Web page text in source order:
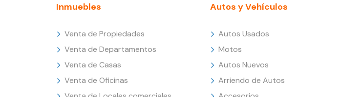
Inmuebles
Venta de Propiedades
Venta de Departamentos
Venta de Casas
Venta de Oficinas
Autos y Vehículos
Autos Usados
Motos
Autos Nuevos
Arriendo de Autos